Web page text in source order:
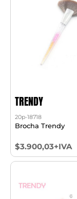
TRENDY
20p-18718
Brocha Trendy
$3.900,03+IVA